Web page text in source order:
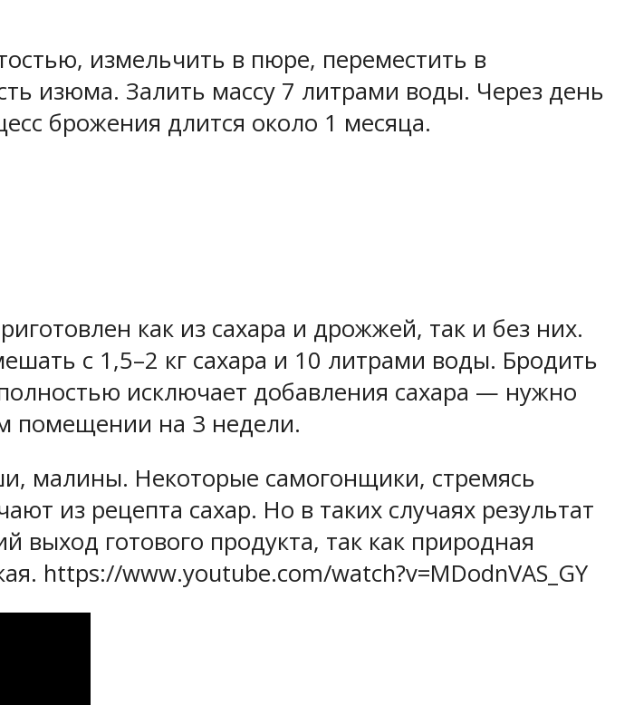
измельчить в пюре, переместить в
изюма. Залить массу 7 литрами воды. Через день
брожения длится около 1 месяца.
как из сахара и дрожжей, так и без них.
с 1,5–2 кг сахара и 10 литрами воды. Бродить
исключает добавления сахара — нужно
помещении на 3 недели.
малины. Некоторые самогонщики, стремясь
из рецепта сахар. Но в таких случаях результат
выход готового продукта, так как природная
https://www.youtube.com/watch?v=MDodnVAS_GY